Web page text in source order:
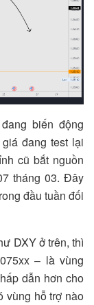
biến động
đang test lại
cũ bắt nguồn
tháng 03. Đây
đầu tuần đối
DXY ở trên, thì
– là vùng
dẫn hơn cho
vùng hỗ trợ nào